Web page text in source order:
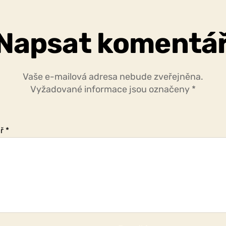
Vaše e-mailová adresa nebude zveřejněna.
Vyžadované informace jsou označeny *
*